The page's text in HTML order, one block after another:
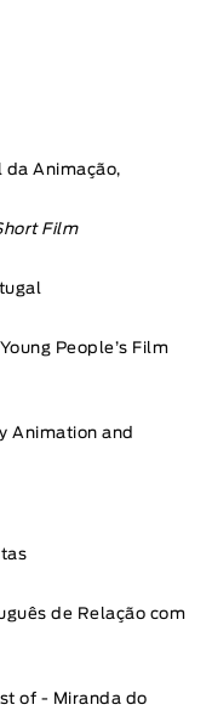
da Animação,
Film
People’s Film
Animation and
de Relação com
of - Miranda do